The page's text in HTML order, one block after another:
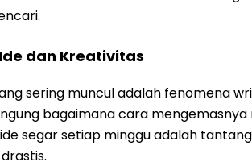
dan Kreativitas
sering muncul adalah fenomena
bagaimana cara
segar setiap minggu adalah